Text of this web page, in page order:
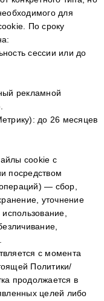
для
По сроку
сессии или до
рекламной
до 26 месяцев
сookie с
посредством
— сбор,
уточнение
с момента
Политики/
продолжается в
целей либо